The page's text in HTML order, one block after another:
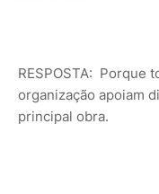
RESPOSTA: Porque
organização apoiam
principal obra.